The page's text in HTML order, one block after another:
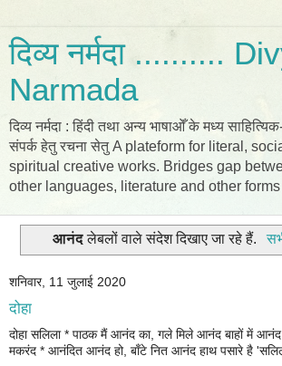
दिव्य नर्मदा ..........
Narmada
दिव्य नर्मदा : हिंदी तथा अन्य भाषाओँ के मध्य
संपर्क हेतु रचना सेतु A plateform for literal,
spiritual creative works. Bridges gap
other languages, literature and other
आनंदलेबलों वाले संदेश दिखाए जा रहे हैं.
शनिवार, 11 जुलाई 2020
दोहा
दोहा सलिला * पाठक मैं आनंद का, गले मिले आनंद बाहों में आनंद
मकरंद * आनंदित आनंद हो, बाँटे नित आनंद हाथ पसारे है